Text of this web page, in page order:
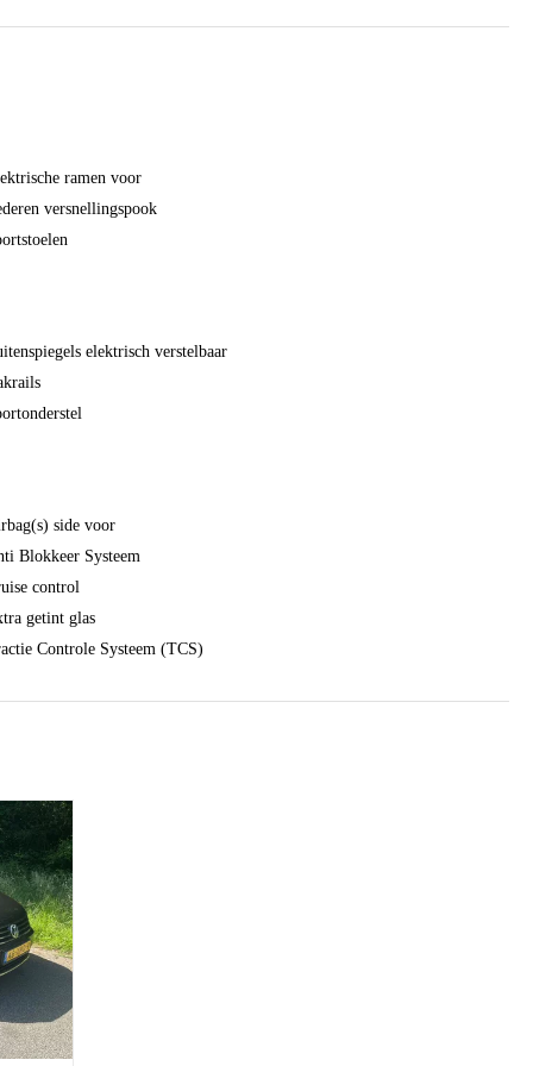
ramen voor
versnellingspook
elektrisch verstelbaar
side voor
Blokkeer Systeem
control
getint glas
Controle Systeem (TCS)